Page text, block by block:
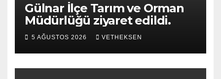
Gülnar İlçe Tarım ve Orman
Müdürlüğü ziyaret edildi.
5 AĞUSTOS 2026 VETHEKSEN